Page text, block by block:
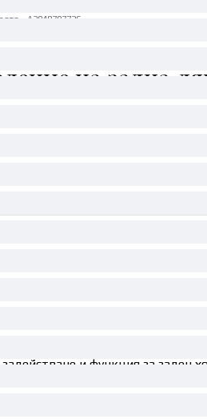
- A2048707726
на задна
2x задни, електрически
и функция за заден